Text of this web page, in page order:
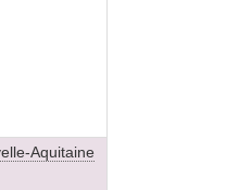
Aquitaine